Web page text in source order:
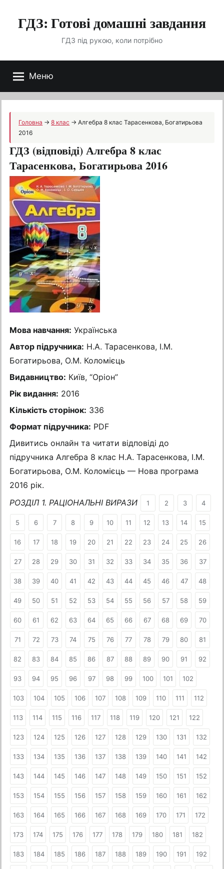
ГДЗ: Готові домашні завдання
ГДЗ під рукою, коли потрібно
Меню
Головна →8 клас →Алгебра 8 клас Тарасенкова, Богатирьова
2016
ГДЗ (відповіді) Алгебра 8 клас
Тарасенкова, Богатирьова 2016
Мова навчання: Українська
Автор підручника: Н.А. Тарасенкова, І.М.
Богатирьова, О.М. Коломієць
Видавництво: Київ, “Оріон”
Рік видання: 2016
Кількість сторінок: 336
Формат підручника: PDF
Дивитись онлайн та читати відповіді до
підручника Алгебра 8 клас Н.А. Тарасенкова, І.М.
Богатирьова, О.М. Коломієць — Нова програма
2016 рік.
РОЗДІЛ 1. РАЦІОНАЛЬНІ ВИРАЗИ
1 2 3 4
5 6 7 8 9 10 11 12 13 14 15
16 17 18 19 20 21 22 23 24 25 26
27 28 29 30 31 32 33 34 35 36 37
38 39 40 41 42 43 44 45 46 47 48
49 50 51 52 53 54 55 56 57 58 59
60 61 62 63 64 65 66 67 68 69 70
71 72 73 74 75 76 77 78 79 80 81
82 83 84 85 86 87 88 89 90 91 92
93 94 95 96 97 98 99 100 101 102
103 104 105 106 107 108 109 110 111 112
113 114 115 116 117 118 119 120 121 122
123 124 125 126 127 128 129 130 131 132
133 134 135 136 137 138 139 140 141 142
143 144 145 146 147 148 149 150 151 152
153 154 155 156 157 158 159 160 161 162
163 164 165 166 167 168 169 170 171 172
173 174 175 176 177 178 179 180 181 182
183 184 185 186 187 188 189 190 191 192